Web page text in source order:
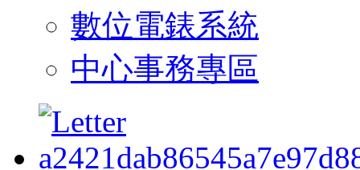
數位電錶系統
中心事務專區